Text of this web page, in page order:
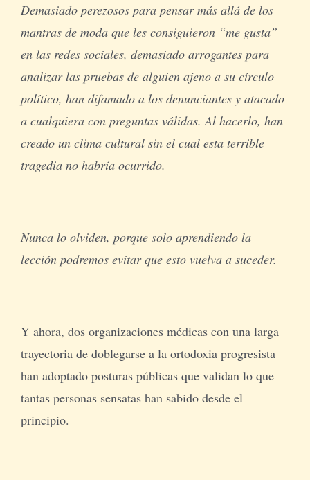
Demasiado perezosos para pensar más allá de los
mantras de moda que les consiguieron “me gusta”
en las redes sociales, demasiado arrogantes para
analizar las pruebas de alguien ajeno a su círculo
político, han difamado a los denunciantes y atacado
a cualquiera con preguntas válidas. Al hacerlo, han
creado un clima cultural sin el cual esta terrible
tragedia no habría ocurrido.
Nunca lo olviden, porque solo aprendiendo la
lección podremos evitar que esto vuelva a suceder.
Y ahora, dos organizaciones médicas con una larga
trayectoria de doblegarse a la ortodoxia progresista
han adoptado posturas públicas que validan lo que
tantas personas sensatas han sabido desde el
principio.